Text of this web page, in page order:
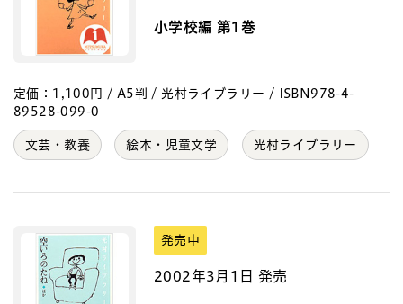
小学校編 第1巻
定価：1,100円 / A5判 / 光村ライブラリー / ISBN978-4-
89528-099-0
文芸・教養 絵本・児童文学 光村ライブラリー
発売中
2002年3月1日 発売